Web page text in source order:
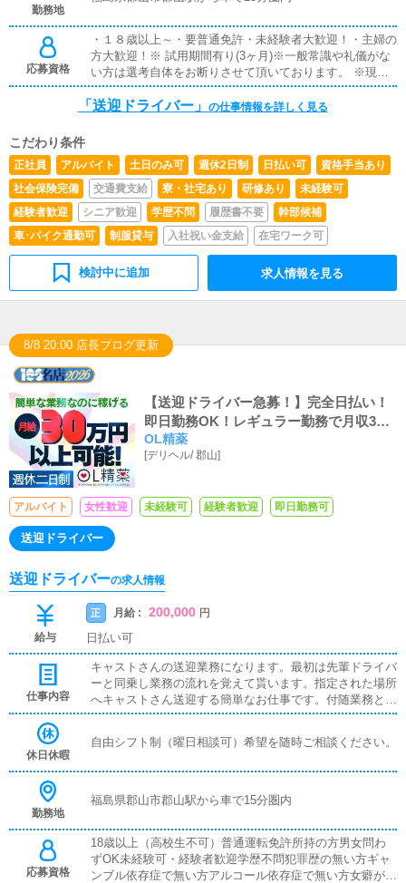
勤務地
応募資格
・１８歳以上～・要普通免許・未経験者大歓迎！・主婦の
方大歓迎！※ 試用期間有り(3ヶ月)※一般常識や礼儀がな
い方は選考自体をお断りさせて頂いております。 ※現
在、就業中の方や入社日の希望がある方は、ご相談いただ
ければ調整させていただきます。 ※暴力団関係者の方又
す。
「送迎ドライバー」 の仕事情報を詳しく見る
こだわり条件
正社員 アルバイト 土日のみ可 週休2日制 日払い可
資格手当あり
社会保険完備
交通費支給 寮・社宅あり 研修あり
未経験可
経験者歓迎
シニア歓迎 学歴不問 履歴書不要
幹部候補
車･バイク通勤可
制服貸与 入社祝い金支給 在宅ワーク可
検討中に追加 求人情報を見る
8/8 20:00 店長ブログ更新
【送迎ドライバー急募！】完全日払い！
即日勤務OK！レギュラー勤務で月収30
万円以上可能！賞与あり、昇給あり、 髪
型・服装自由、業務経費支給、年末年始
OL精薬
[デリヘル/郡山]
アルバイト 女性歓迎 未経験可 経験者歓迎 即日勤務可
送迎ドライバー
送迎ドライバーの求人情報
給与
正 月給 : 200,000 円
日払い可
仕事内容
キャストさんの送迎業務になります。最初は先輩ドライバ
ーと同乗し業務の流れを覚えて貰います。指定された場所
へキャストさん送迎する簡単なお仕事です。付随業務とし
て現場に両替を届けたりごく稀に待機場の清掃をお願いす
休日休暇
自由シフト制（曜日相談可）希望を随時ご相談ください。
勤務地
福島県郡山市郡山駅から車で15分圏内
応募資格
18歳以上（高校生不可）普通運転免許所持の方男女問わ
ずOK未経験可・経験者歓迎学歴不問犯罪歴の無い方ギャ
ンブル依存症で無い方アルコール依存症で無い方女癖が悪